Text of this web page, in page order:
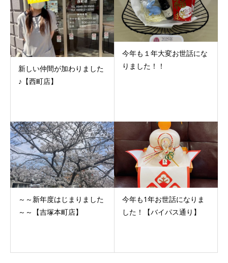
新しい仲間が加わりました
♪【西町店】
今年も１年大変お世話にな
りました！！
～～新年度はじまりました
～～【吉塚本町店】
今年も1年お世話になりま
した！【バイパス通り】